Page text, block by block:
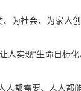
为社会、为家人
实现“生命目标
都需要、人人都